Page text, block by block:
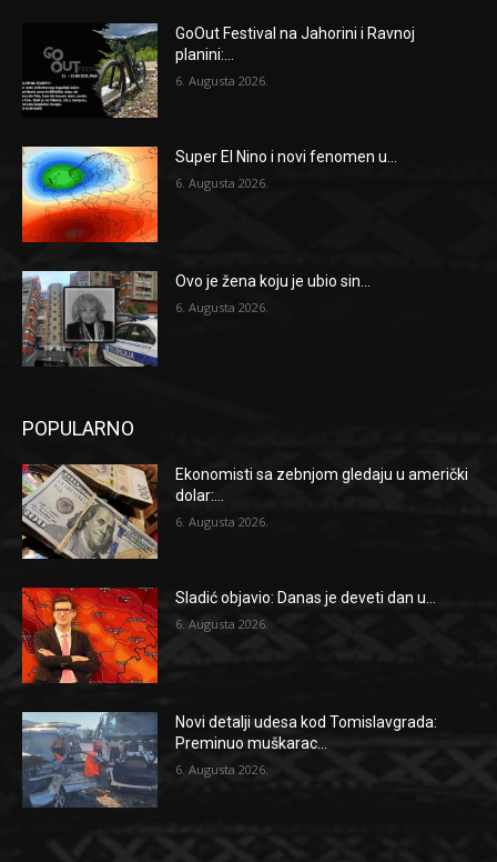
GoOut Festival na Jahorini i Ravnoj
planini:...
6. Augusta 2026.
Super El Nino i novi fenomen u...
6. Augusta 2026.
Ovo je žena koju je ubio sin...
6. Augusta 2026.
POPULARNO
Ekonomisti sa zebnjom gledaju u američki
dolar:...
6. Augusta 2026.
Sladić objavio: Danas je deveti dan u...
6. Augusta 2026.
Novi detalji udesa kod Tomislavgrada:
Preminuo muškarac...
6. Augusta 2026.